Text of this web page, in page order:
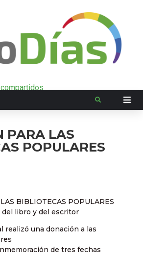
PARA LAS
POPULARES
BIBLIOTECAS POPULARES
del libro y del escritor
realizó una donación a las
de tres fechas